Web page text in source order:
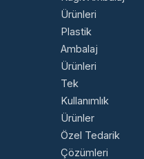
Ürünleri
Plastik
Ambalaj
Ürünleri
Tek
Kullanımlık
Ürünler
Özel Tedarik
Çözümleri